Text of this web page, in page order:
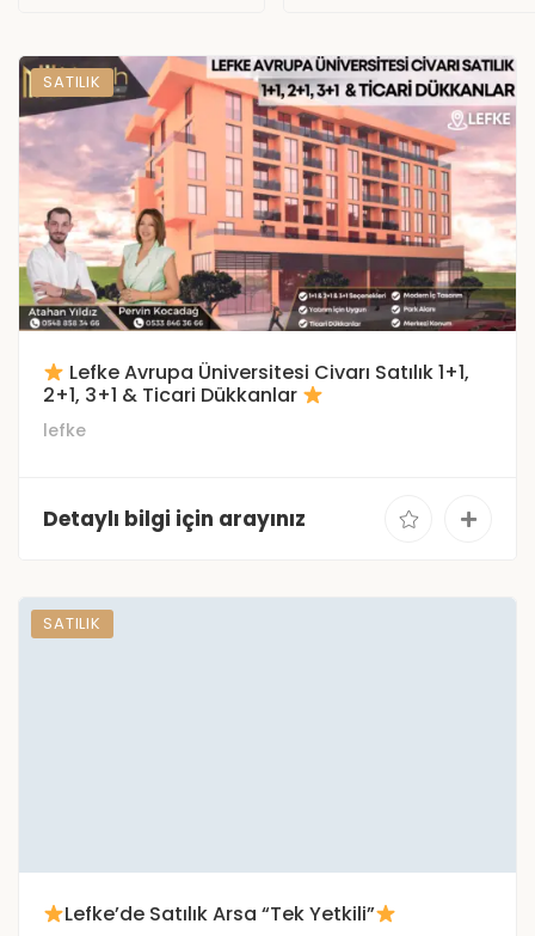
SATILIK
Lefke Avrupa Üniversitesi Civarı Satılık 1+1,
2+1, 3+1 & Ticari Dükkanlar
lefke
Detaylı bilgi için arayınız
SATILIK
Lefke’de Satılık Arsa “Tek Yetkili”